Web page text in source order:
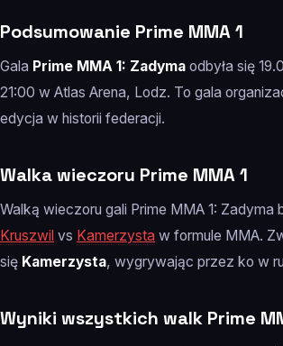
Podsumowanie Prime MMA 1
Gala Prime MMA 1: Zadyma odbyła się
21:00 w Atlas Arena, Lodz. To gala
edycja w historii federacji.
Walka wieczoru Prime MMA 1
Walką wieczoru gali Prime MMA 1: Zadyma
Kruszwil vs Kamerzysta w formule MMA.
się Kamerzysta, wygrywając przez ko w
Wyniki wszystkich walk Prime